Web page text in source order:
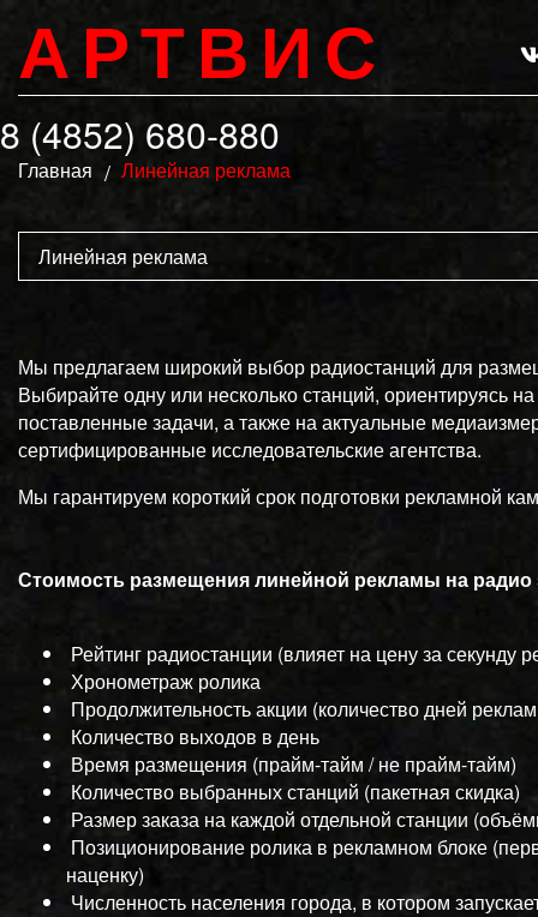
АРТВИС
8 (4852) 680-880
Главная Линейная реклама
Линейная реклама
Мы предлагаем широкий выбор радиостанций для
Выбирайте одну или несколько станций, ориентируясь
поставленные задачи, а также на актуальные
сертифицированные исследовательские агентства.
Мы гарантируем короткий срок подготовки рекламной
Стоимость размещения линейной рекламы на
Рейтинг радиостанции (влияет на цену за секунду
Хронометраж ролика
Продолжительность акции (количество дней
Количество выходов в день
Время размещения (прайм-тайм / не прайм-тайм)
Количество выбранных станций (пакетная скидка)
Размер заказа на каждой отдельной станции
Позиционирование ролика в рекламном блоке
наценку)
Численность населения города, в котором